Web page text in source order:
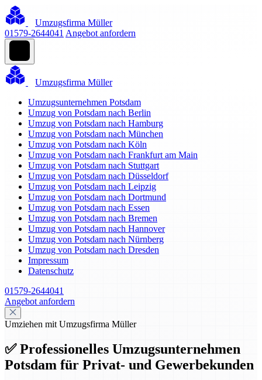
Umzugsfirma Müller
01579-2644041 Angebot anfordern
Umzugsfirma Müller
Umzugsunternehmen Potsdam
Umzug von Potsdam nach Berlin
Umzug von Potsdam nach Hamburg
Umzug von Potsdam nach München
Umzug von Potsdam nach Köln
Umzug von Potsdam nach Frankfurt am Main
Umzug von Potsdam nach Stuttgart
Umzug von Potsdam nach Düsseldorf
Umzug von Potsdam nach Leipzig
Umzug von Potsdam nach Dortmund
Umzug von Potsdam nach Essen
Umzug von Potsdam nach Bremen
Umzug von Potsdam nach Hannover
Umzug von Potsdam nach Nürnberg
Umzug von Potsdam nach Dresden
Impressum
Datenschutz
01579-2644041
Angebot anfordern
Umziehen mit Umzugsfirma Müller
✅ Professionelles Umzugsunternehmen
Potsdam für Privat- und Gewerbekunden